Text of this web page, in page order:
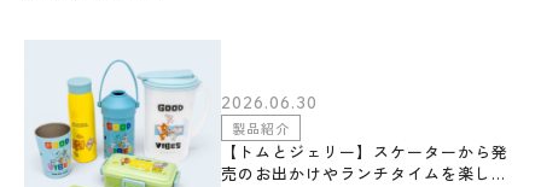
2026.06.30
製品紹介
【トムとジェリー】スケーターから発
売のお出かけやランチタイムを楽しく